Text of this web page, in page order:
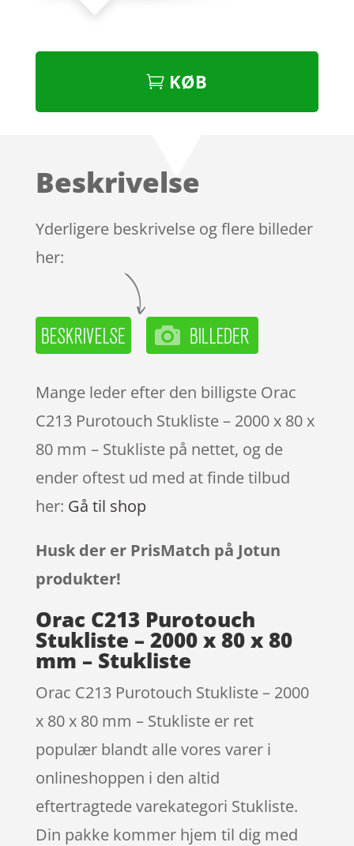
KØB
Beskrivelse
Yderligere beskrivelse og flere billeder
her:
Mange leder efter den billigste Orac
C213 Purotouch Stukliste – 2000 x 80 x
80 mm – Stukliste på nettet, og de
ender oftest ud med at finde tilbud
her: Gå til shop
Husk der er PrisMatch på Jotun
produkter!
Orac C213 Purotouch
Stukliste – 2000 x 80 x 80
mm – Stukliste
Orac C213 Purotouch Stukliste – 2000
x 80 x 80 mm – Stukliste er ret
populær blandt alle vores varer i
onlineshoppen i den altid
eftertragtede varekategori Stukliste.
Din pakke kommer hjem til dig med